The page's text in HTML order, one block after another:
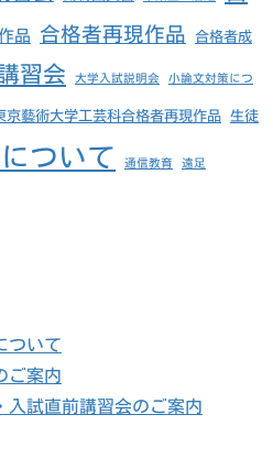
品 合格者再現作品 合格者成
習会 大学入試説明会 小論文対策につ
京藝術大学工芸科合格者再現作品 生徒
ついて 通信教育 遠足
ついて
ご案内
入試直前講習会のご案内